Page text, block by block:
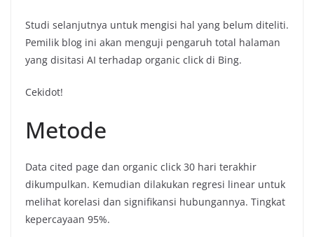
Studi selanjutnya untuk mengisi hal yang belum diteliti.
Pemilik blog ini akan menguji pengaruh total halaman
yang disitasi AI terhadap organic click di Bing.
Cekidot!
Metode
Data cited page dan organic click 30 hari terakhir
dikumpulkan. Kemudian dilakukan regresi linear untuk
melihat korelasi dan signifikansi hubungannya. Tingkat
kepercayaan 95%.